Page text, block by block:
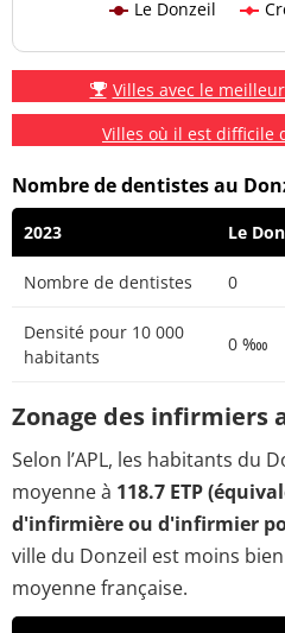
Le Donzeil
Villes avec le
Villes où il est difficile
Nombre de dentistes au
2023 Le
Nombre de dentistes 0
Densité pour 10 000
habitants
0 ‱
Zonage des infirmiers
Selon l’APL, les habitants du
moyenne à 118.7 ETP
d'infirmière ou d'infirmier
ville du Donzeil est moins
moyenne française.